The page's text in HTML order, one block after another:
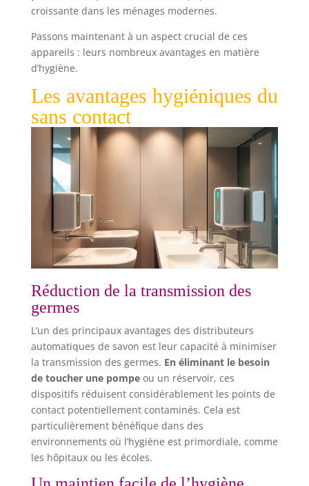
croissante dans les ménages modernes.
Passons maintenant à un aspect crucial de ces
appareils : leurs nombreux avantages en matière
d’hygiène.
Les avantages hygiéniques du
sans contact
Réduction de la transmission des
germes
L’un des principaux avantages des distributeurs
automatiques de savon est leur capacité à minimiser
la transmission des germes. En éliminant le besoin
de toucher une pompeou un réservoir, ces
dispositifs réduisent considérablement les points de
contact potentiellement contaminés. Cela est
particulièrement bénéfique dans des
environnements où l’hygiène est primordiale, comme
les hôpitaux ou les écoles.